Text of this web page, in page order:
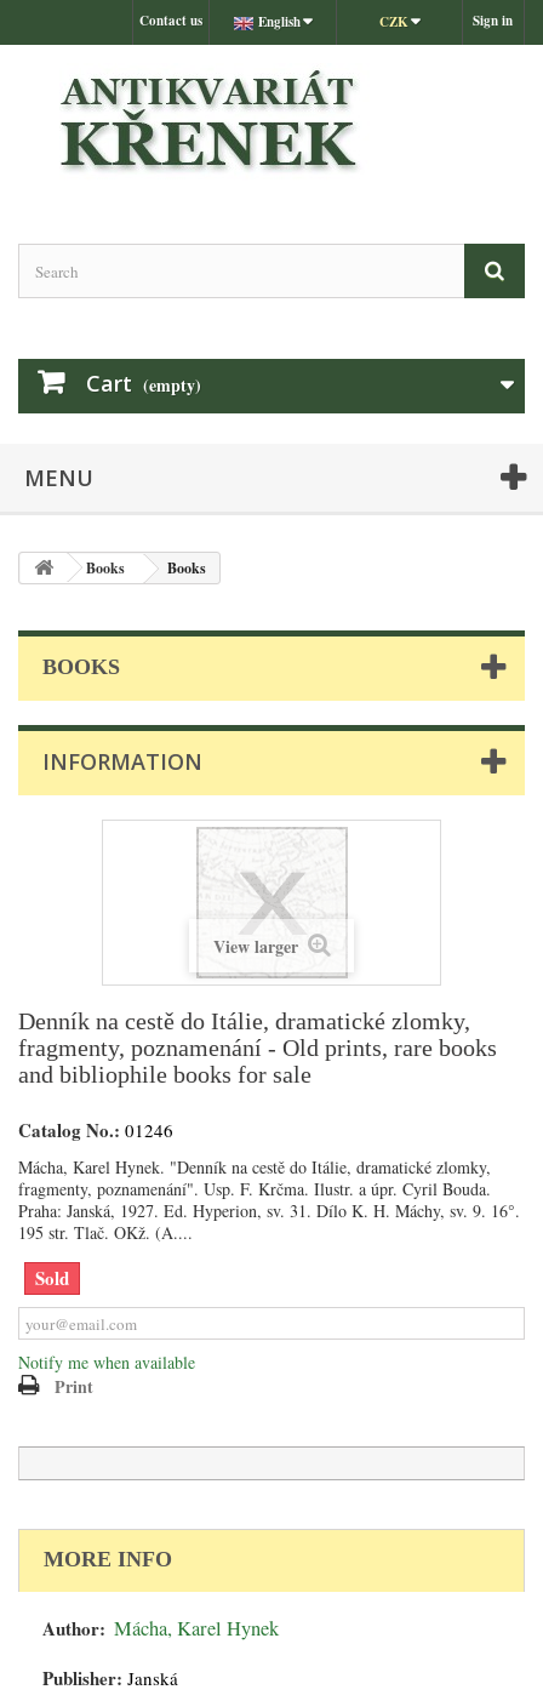
Sign in
CZK
English
Contact us
Cart (empty)
MENU
Books Books
BOOKS
INFORMATION
View larger
Denník na cestě do Itálie, dramatické zlomky,
fragmenty, poznamenání - Old prints, rare books
and bibliophile books for sale
Catalog No.: 01246
Mácha, Karel Hynek. "Denník na cestě do Itálie, dramatické zlomky,
fragmenty, poznamenání". Usp. F. Krčma. Ilustr. a úpr. Cyril Bouda.
Praha: Janská, 1927. Ed. Hyperion, sv. 31. Dílo K. H. Máchy, sv. 9. 16°.
195 str. Tlač. OKž. (A....
Sold
Notify me when available
Print
MORE INFO
Author: Mácha, Karel Hynek
Publisher: Janská